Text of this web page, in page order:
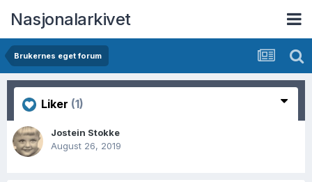
Nasjonalarkivet
Brukernes eget forum
Liker (1)
Jostein Stokke
August 26, 2019